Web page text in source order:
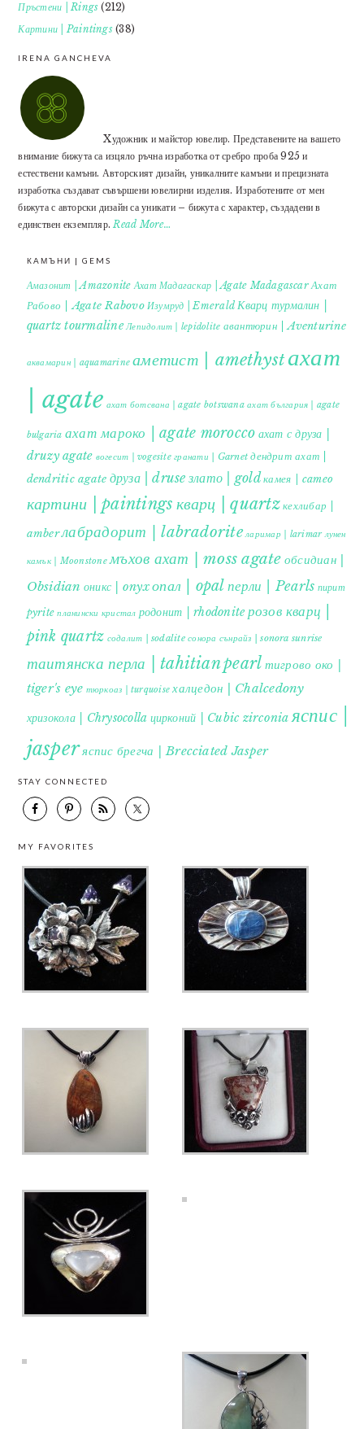
Пръстени | Rings (212)
Картини | Paintings(38)
IRENA GANCHEVA
Xудожник и майстор ювелир. Представените на вашето
внимание бижута са изцяло ръчна изработка от сребро проба 925 и
естествени камъни. Авторският дизайн, уникалните камъни и прецизната
изработка създават съвършени ювелирни изделия. Изработените от мен
бижута с авторски дизайн са уникати – бижута с характер, създадени в
единствен екземпляр.Read More…
КАМЪНИ | GEMS
Амазонит | Amazonite Ахат Мадагаскар | Agate Madagascar Ахат
Рабово | Agate Rabovo Изумруд | Emerald Кварц турмалин |
quartz tourmaline Лепидолит | lepidolite авантюрин | Aventurine
аквамарин | aquamarine аметист | amethystахат
| agate ахат ботсвана | agate botswana ахат българия | agate
bulgaria ахат мароко | agate morocco ахат с друза |
druzy agate вогесит | vogesite гранати | Garnet дендрит ахат |
dendritic agate друза | druse злато | gold камея | cameo
картини | paintings кварц | quartzкехлибар |
amberлабрадорит | labradorite ларимар | larimar лунен
камък | Moonstone мъхов ахат | moss agate обсидиан |
Obsidian оникс | onyxопал | opal перли | Pearls пирит |
pyrite планински кристал родонит | rhodonite розов кварц |
pink quartz содалит | sodalite сонора сънрайз | sonora sunrise
таитянска перла | tahitian pearl тигрово око |
tiger's eye тюркоаз | turquoise халцедон | Chalcedony
хризокола | Chrysocolla цирконий | Cubic zirconia яспис |
jasperяспис брегча | Brecciated Jasper
STAY CONNECTED
MY FAVORITES